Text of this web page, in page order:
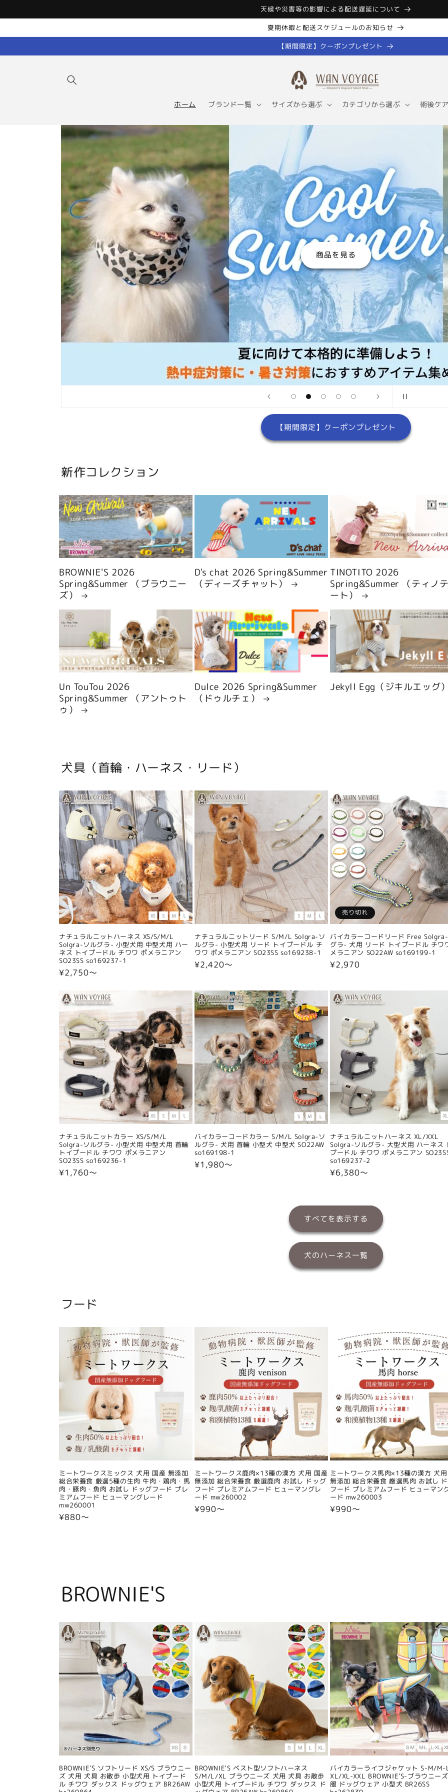
ツに進む
天候や災害等の影響による配送遅延について
夏期休暇と配送スケジュールのお知らせ
【期間限定】クーポンプレゼント
ホーム ブランド一覧 サイズから選ぶ カテゴリから選ぶ 術後ケ
商品を見る
【期間限定】クーポンプレゼント
新作コレクション
BROWNIE'S 2026
Spring&Summer （ブラウニー
ズ）
D's chat 2026 Spring&Summer
（ディーズチャット）
TINOTITO 2026
Spring&Summer （ティノ
ート）
Un TouTou 2026
Spring&Summer （アントゥト
ゥ）
Dulce 2026 Spring&Summer
（ドゥルチェ）
Jekyll Egg（ジキルエッグ
犬具（首輪・ハーネス・リード）
ナチュラルニットハーネス XS/S/M/L
Solgra-ソルグラ- 小型犬用 中型犬用 ハー
ネス トイプードル チワワ ポメラニアン
SO23SS so169237-1
通
価
格
¥2,750〜
ナチュラルニットリード S/M/L Solgra-ソ
ルグラ- 小型犬用 リード トイプードル チ
ワワ ポメラニアン SO23SS so169238-1
通
格
¥2,420〜
売り切れ
バイカラーコードリード Free
グラ- 犬用 リード トイプードル チワ
メラニアン SO22AW so169199-1
通
格
¥2,970
ナチュラルニットカラー XS/S/M/L
Solgra-ソルグラ- 小型犬用 中型犬用 首輪
トイプードル チワワ ポメラニアン
SO23SS so169236-1
通
¥1,760〜
バイカラーコードカラー S/M/L Solgra-ソ
ルグラ- 犬用 首輪 小型犬 中型犬 SO22AW
so169198-1
通
¥1,980〜
ナチュラルニットハーネス XL/XXL
Solgra-ソルグラ- 大型犬用 ハーネス
プードル チワワ ポメラニアン
so169237-2
通
格
¥6,380〜
すべてを表示する
犬のハーネス一覧
フード
ミートワークスミックス 犬用 国産 無添加
総合栄養食 厳選5種の生肉 牛肉・鶏肉・馬
肉・豚肉・魚肉 お試し ドッグフード プレ
ミアムフード ヒューマングレード
mw260001
通
¥880〜
ミートワークス鹿肉×13種の漢方 犬用 国産
無添加 総合栄養食 厳選鹿肉 お試し ドッグ
フード プレミアムフード ヒューマングレ
ード mw260002
通
¥990〜
ミートワークス馬肉×13種の漢方 犬
無添加 総合栄養食 厳選馬肉 お試し
フード プレミアムフード ヒューマン
ード mw260003
通
¥990〜
BROWNIE'S
BROWNIE'S ソフトリード XS/S ブラウニー
ズ 犬用 犬具 お散歩 小型犬用 トイプード
ル チワワ ダックス ドッグウェア BR26AW
BROWNIE'S ベスト型ソフトハーネス
S/M/L/XL ブラウニーズ 犬用 犬具 お散歩
小型犬用 トイプードル チワワ ダックス ド
バイカラーライフジャケット S-M/
XL/XL-XXL BROWNIE'S-ブラウニー
服 ドッグウェア 小型犬 BR26SS